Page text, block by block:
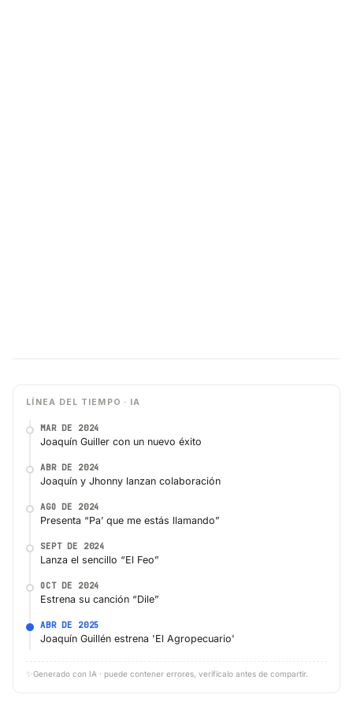
LÍNEA DEL TIEMPO · IA
MAR DE 2024
Joaquín Guiller con un nuevo éxito
ABR DE 2024
Joaquín y Jhonny lanzan colaboración
AGO DE 2024
Presenta “Pa’ que me estás llamando”
SEPT DE 2024
Lanza el sencillo “El Feo”
OCT DE 2024
Estrena su canción “Dile”
ABR DE 2025
Joaquín Guillén estrena 'El Agropecuario'
✨ Generado con IA · puede contener errores, verifícalo antes de compartir.